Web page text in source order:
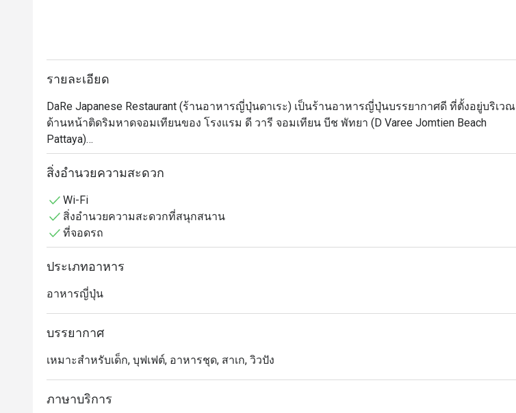
รายละเอียด
DaRe Japanese Restaurant (ร้านอาหารญี่ปุ่นดาเระ) เป็นร้านอาหารญี่ปุ่นบรรยากาศดี ที่ตั้งอยู่บริเวณ
ด้านหน้าติดริมหาดจอมเทียนของ โรงแรม ดี วารี จอมเทียน บีช พัทยา (D Varee Jomtien Beach
Pattaya)
ร้านนี้โดดเด่นด้วยการตกแต่งสไตล์ญี่ปุ่นแบบดั้งเดิมที่เรียบง่ายแต่ทันสมัย ทำให้รู้สึกผ่อนคลาย และที่
สำคัญคือลูกค้าสามารถเพลิดเพลินกับการรับประทานอาหารไปพร้อมกับชมวิวทะเลจอมเทียนได้อย่าง
เมนูของร้านมีความหลากหลาย เช่น:
•	เซ็ตเบนโตะ อิ่มคุ้มในเซ็ตเดียวในเซ็ตประกอบไปด้วย ข้าวหน้าต่างๆ ไข่ตุ๋น ซุปมิโซะ  ผลไม้สด สลัด
ผักฯ
•	เมนูรสจัดจ้านถูกปากคนไทยอย่าง ยำแซลมอนรสแซ่บ (Spicy Salmon Salad)
•	อาหารอื่นๆ ทั้งซูชิ ซาชิมิ กุ้งเทมปุระ ทงคัตสึ หรือเกี๊ยวซ่า ก็มีให้ครบทุกสไตล์
ร้าน DaRe เป็นตัวเลือกที่ยอดเยี่ยมสำหรับผู้ที่มองหาร้านอาหารญี่ปุ่นริมหาดจอมเทียนที่มีเมนูครบครัน
สิ่งอำนวยความสะดวก
Wi-Fi
สิ่งอำนวยความสะดวกที่สนุกสนาน
ที่จอดรถ
ประเภทอาหาร
อาหารญี่ปุ่น
บรรยากาศ
เหมาะสำหรับเด็ก, บุฟเฟต์, อาหารชุด, สาเก, วิวปัง
ภาษาบริการ